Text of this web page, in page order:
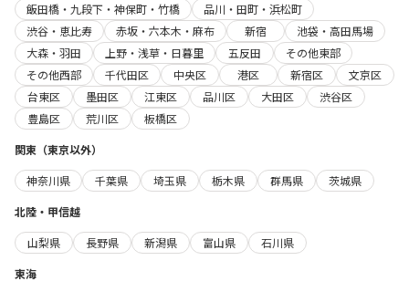
飯田橋・九段下・神保町・竹橋
品川・田町・浜松町
渋谷・恵比寿
赤坂・六本木・麻布 新宿
池袋・高田馬場
大森・羽田
上野・浅草・日暮里 五反田
その他東部
その他西部
千代田区 中央区 港区 新宿区
文京区
台東区
墨田区 江東区 品川区 大田区
渋谷区
豊島区
荒川区
板橋区
関東（東京以外）
神奈川県
千葉県 埼玉県 栃木県 群馬県
茨城県
北陸・甲信越
山梨県
長野県 新潟県 富山県
石川県
東海